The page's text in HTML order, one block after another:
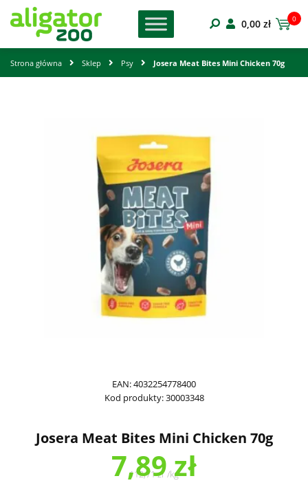
0,00 zł 0
Strona główna Sklep Psy Josera Meat Bites Mini Chicken 70g
EAN:4032254778400
Kod produkty:30003348
Josera Meat Bites Mini Chicken 70g
7,89zł
112,71zł /kg